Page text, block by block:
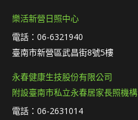
樂活新營日照中心
電話：06-6321940
臺南市新營區武昌街8號5樓
永春健康生技股份有限公司
附設臺南市私立永春居家長照機構
電話：06-2631014